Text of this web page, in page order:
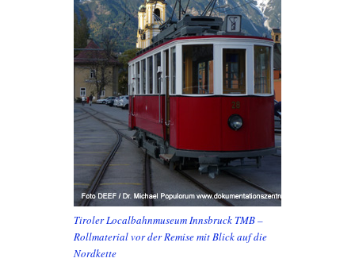
Tiroler Localbahnmuseum Innsbruck TMB –
Rollmaterial vor der Remise mit Blick auf die
Nordkette